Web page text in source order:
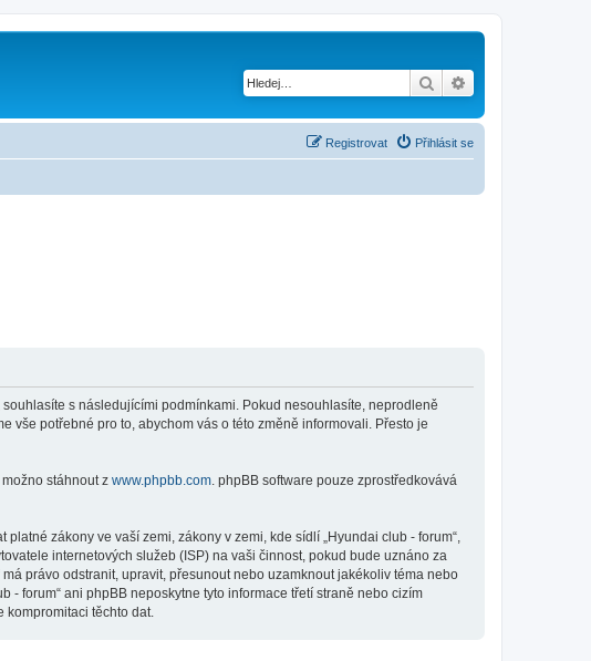
Hledat
Přihlásit se
Registrovat
souhlasíte s následujícími podmínkami. Pokud nesouhlasíte, neprodleně
vše potřebné pro to, abychom vás o této změně informovali. Přesto je
možno stáhnout z www.phpbb.com . phpBB software pouze zprostředkovává
zákony ve vaší zemi, zákony v zemi, kde sídlí „Hyundai club - forum“,
internetových služeb (ISP) na vaši činnost, pokud bude uznáno za
právo odstranit, upravit, přesunout nebo uzamknout jakékoliv téma nebo
forum“ ani phpBB neposkytne tyto informace třetí straně nebo cizím
těchto dat.